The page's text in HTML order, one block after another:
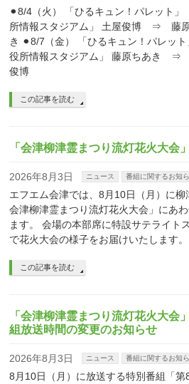
⚫︎8/4（火） 「ひるキュン！パレット」
所情報スタジアム」 土屋俊博 ⇒ 藤
き ⚫︎8/7（金） 「ひるキュン！パレッ
役所情報スタジアム」 藤原ちあき ⇒
俊博
この記事を読む
「会津柳津霊まつり流灯花火大会
2026年8月3日 ニュース 番組に関するお知
エフエム会津では、8月10日（月）に
会津柳津霊まつり流灯花火大会」にあ
ます。 会場の本部席に特設サテライト
で花火大会の様子をお届けいたします
この記事を読む
「会津柳津霊まつり流灯花火大会
組放送時間の変更のお知らせ
2026年8月3日 ニュース 番組に関するお知
8月10日（月）に放送する特別番組「